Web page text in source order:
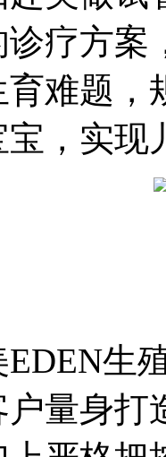
疗方
难题，
，实现
生殖
量身打